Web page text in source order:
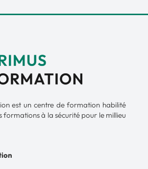
courbe, dans toutes les
exécuter une manoeuvre de
secours / de dépannage
exécuter une manoeuvre de
dépannage à un opérateur au
avec l’accompagnant au
et signaux conventionnels
à un signal d’alerte
et arrêter la PEMP en sécurité
est un centre de formation habilité
formations à la sécurité pour le millieu